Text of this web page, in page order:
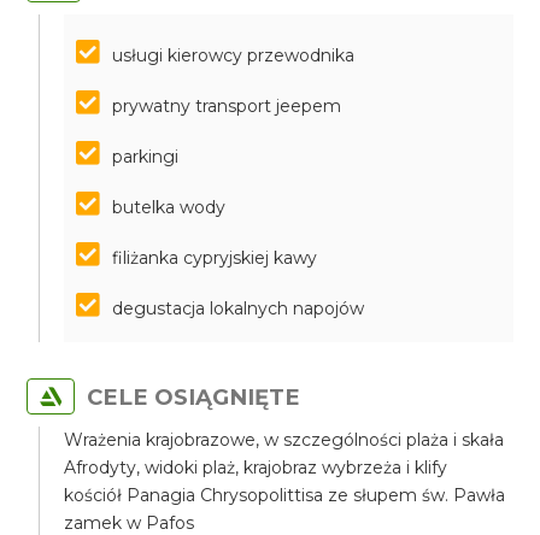
usługi kierowcy przewodnika
prywatny transport jeepem
parkingi
butelka wody
filiżanka cypryjskiej kawy
degustacja lokalnych napojów
CELE OSIĄGNIĘTE
Wrażenia krajobrazowe, w szczególności plaża i skała
Afrodyty, widoki plaż, krajobraz wybrzeża i klify
kościół Panagia Chrysopolittisa ze słupem św. Pawła
zamek w Pafos